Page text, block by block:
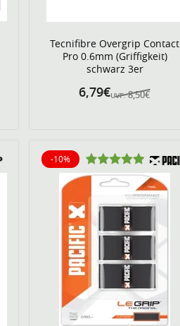
Tecnifibre Overgrip Contact
Pro 0.6mm (Griffigkeit)
schwarz 3er
UVP: 8,50€
6,79€
-10%
10% reduziert